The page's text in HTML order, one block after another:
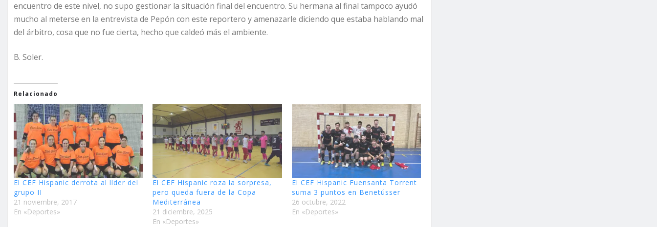
encuentro de este nivel, no supo gestionar la situación final del encuentro. Su hermana al final tampoco ayudó
mucho al meterse en la entrevista de Pepón con este reportero y amenazarle diciendo que estaba hablando mal
del árbitro, cosa que no fue cierta, hecho que caldeó más el ambiente.
B. Soler.
Relacionado
El CEF Hispanic derrota al líder del
grupo II
21 noviembre, 2017
En «Deportes»
El CEF Hispanic roza la sorpresa,
pero queda fuera de la Copa
Mediterránea
21 diciembre, 2025
En «Deportes»
El CEF Hispanic Fuensanta Torrent
suma 3 puntos en Benetússer
26 octubre, 2022
En «Deportes»